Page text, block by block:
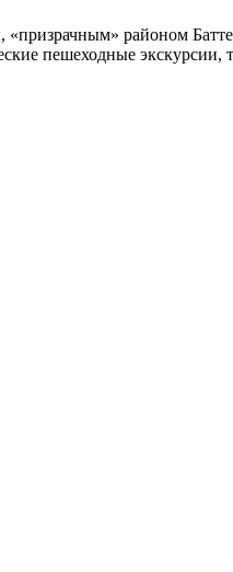
«призрачным» районом
пешеходные